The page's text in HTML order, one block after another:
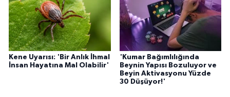
Kene Uyarısı: 'Bir Anlık İhmal
İnsan Hayatına Mal Olabilir'
'Kumar Bağımlılığında
Beynin Yapısı Bozuluyor ve
Beyin Aktivasyonu Yüzde
30 Düşüyor!'